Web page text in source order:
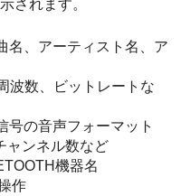
されます。
名、アーティスト名、ア
波数、ビットレートな
号の音声フォーマット
ャンネル数など
機器名
作